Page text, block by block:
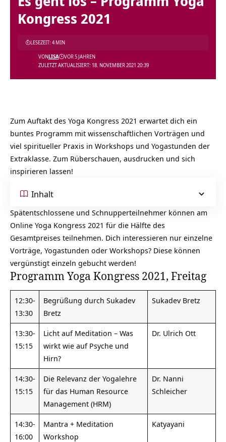
Kongress 2021
ZULETZT AKTUALISIERT: 18. NOVEMBER 2021 20:39
VONLISA VOR 5 JAHREN
LESEZEIT: 4 MIN
Zum Auftakt des Yoga Kongress 2021 erwartet dich ein
buntes Programm mit wissenschaftlichen Vorträgen und
viel spiritueller Praxis in Workshops und Yogastunden der
Extraklasse. Zum Rüberschauen, ausdrucken und sich
inspirieren lassen!
Inhalt
Spätentschlossene und Schnupperteilnehmer können am
Online Yoga Kongress 2021 für die Hälfte des
Gesamtpreises teilnehmen. Dich interessieren nur einzelne
Vorträge, Yogastunden oder Workshops? Diese können
vergünstigt einzeln gebucht werden!
Programm Yoga Kongress 2021, Freitag
12:30-
13:30
Begrüßung durch Sukadev
Bretz
Sukadev Bretz
13:30-
15:15
Licht auf Meditation – Was
wirkt wie auf Psyche und
Hirn?
Dr. Ulrich Ott
14:30-
15:15
Die Relevanz der Yogalehre
für das Human Resource
Management (HRM)
Dr. Nanni
Schleicher
14:30-
16:00
Mantra + Meditation
Workshop
Katyayani